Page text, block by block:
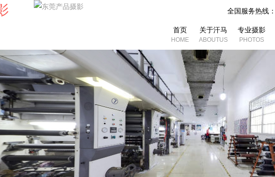
全国服务热线：
首页
HOME
关于汗马
ABOUTUS
专业摄影
PHOTOS